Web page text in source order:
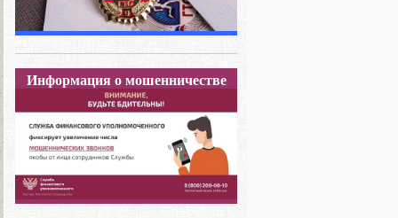
Информация о мошенничестве